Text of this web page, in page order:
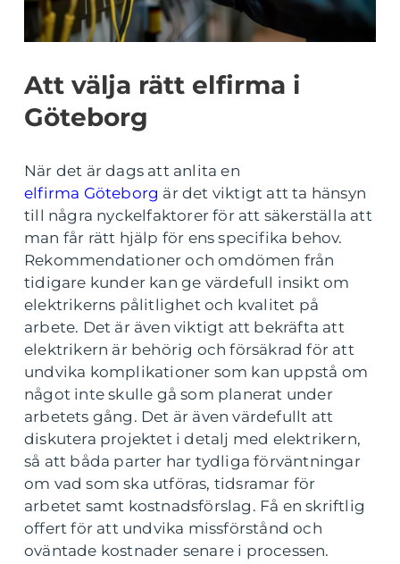
Att välja rätt elfirma i
Göteborg
När det är dags att anlita en
elfirma Göteborg är det viktigt att ta hänsyn
till några nyckelfaktorer för att säkerställa att
man får rätt hjälp för ens specifika behov.
Rekommendationer och omdömen från
tidigare kunder kan ge värdefull insikt om
elektrikerns pålitlighet och kvalitet på
arbete. Det är även viktigt att bekräfta att
elektrikern är behörig och försäkrad för att
undvika komplikationer som kan uppstå om
något inte skulle gå som planerat under
arbetets gång. Det är även värdefullt att
diskutera projektet i detalj med elektrikern,
så att båda parter har tydliga förväntningar
om vad som ska utföras, tidsramar för
arbetet samt kostnadsförslag. Få en skriftlig
offert för att undvika missförstånd och
oväntade kostnader senare i processen.